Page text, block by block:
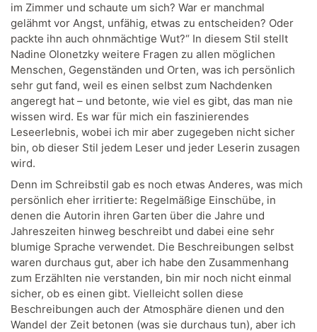
im Zimmer und schaute um sich? War er manchmal
gelähmt vor Angst, unfähig, etwas zu entscheiden? Oder
packte ihn auch ohnmächtige Wut?“ In diesem Stil stellt
Nadine Olonetzky weitere Fragen zu allen möglichen
Menschen, Gegenständen und Orten, was ich persönlich
sehr gut fand, weil es einen selbst zum Nachdenken
angeregt hat – und betonte, wie viel es gibt, das man nie
wissen wird. Es war für mich ein faszinierendes
Leseerlebnis, wobei ich mir aber zugegeben nicht sicher
bin, ob dieser Stil jedem Leser und jeder Leserin zusagen
wird.
Denn im Schreibstil gab es noch etwas Anderes, was mich
persönlich eher irritierte: Regelmäßige Einschübe, in
denen die Autorin ihren Garten über die Jahre und
Jahreszeiten hinweg beschreibt und dabei eine sehr
blumige Sprache verwendet. Die Beschreibungen selbst
waren durchaus gut, aber ich habe den Zusammenhang
zum Erzählten nie verstanden, bin mir noch nicht einmal
sicher, ob es einen gibt. Vielleicht sollen diese
Beschreibungen auch der Atmosphäre dienen und den
Wandel der Zeit betonen (was sie durchaus tun), aber ich